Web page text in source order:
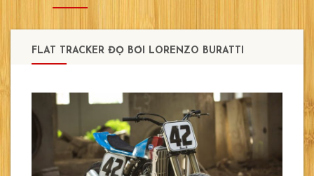
FLAT TRACKER ĐỘ BỞI LORENZO BURATTI